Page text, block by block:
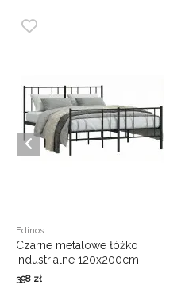
Edinos
Czarne metalowe łóżko
industrialne 120x200cm -
Quzi
398 zł